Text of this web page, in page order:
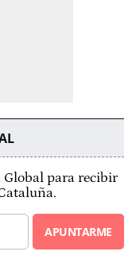
Global para recibir
APUNTARME